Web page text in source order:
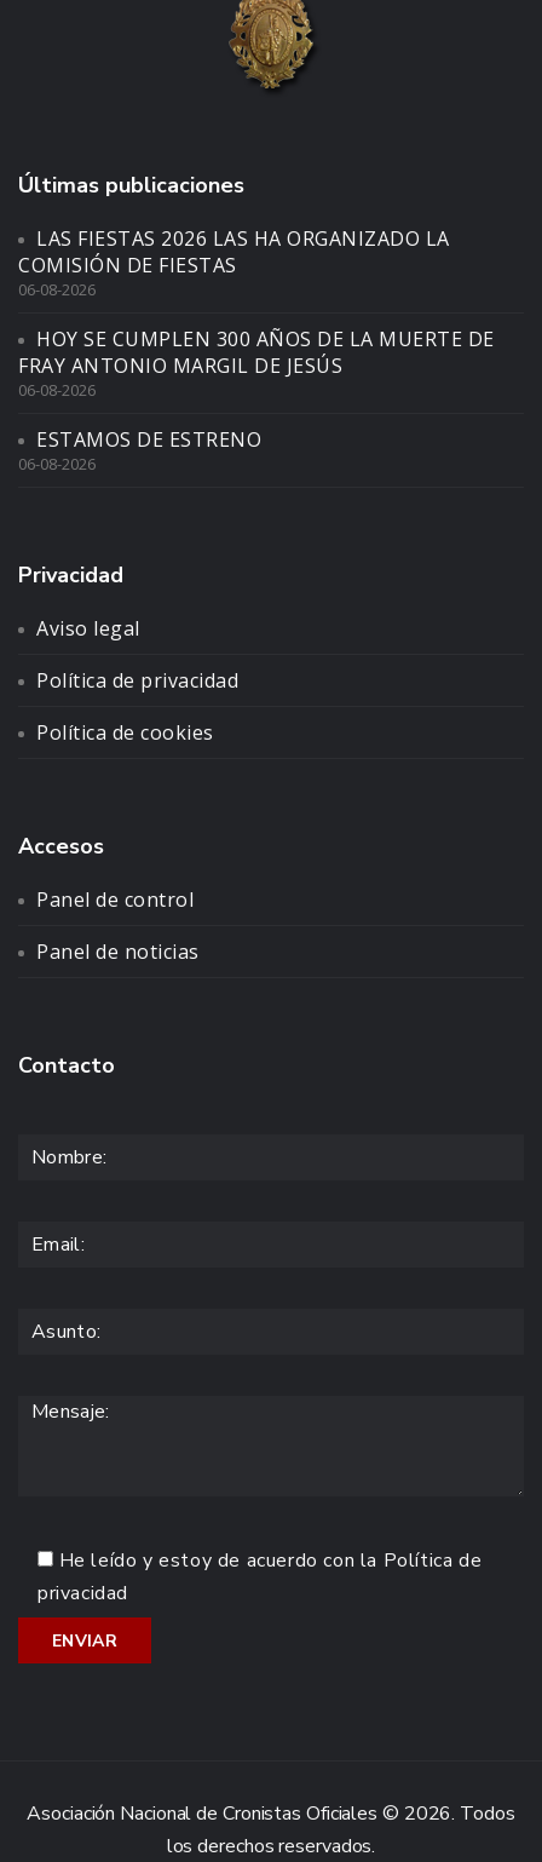
Últimas publicaciones
LAS FIESTAS 2026 LAS HA ORGANIZADO LA
COMISIÓN DE FIESTAS
06-08-2026
HOY SE CUMPLEN 300 AÑOS DE LA MUERTE DE
FRAY ANTONIO MARGIL DE JESÚS
06-08-2026
ESTAMOS DE ESTRENO
06-08-2026
Privacidad
Aviso legal
Política de privacidad
Política de cookies
Accesos
Panel de control
Panel de noticias
Contacto
He leído y estoy de acuerdo con la Política de
privacidad
Asociación Nacional de Cronistas Oficiales © 2026. Todos
los derechos reservados.